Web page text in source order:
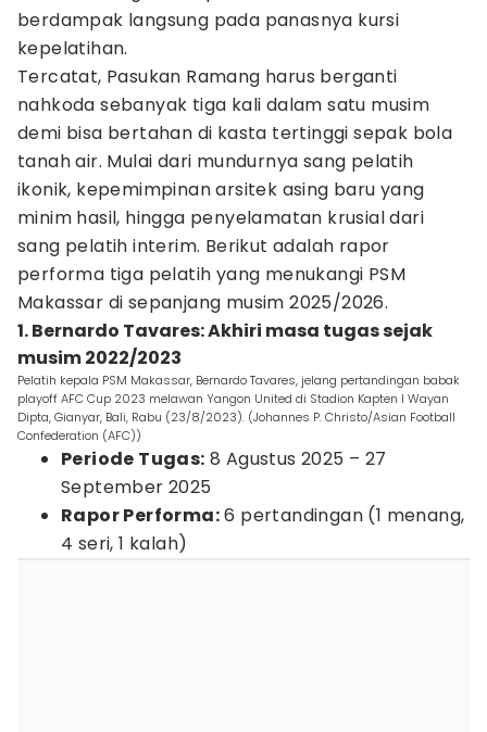
berdampak langsung pada panasnya kursi
kepelatihan.
Tercatat, Pasukan Ramang harus berganti
nahkoda sebanyak tiga kali dalam satu musim
demi bisa bertahan di kasta tertinggi sepak bola
tanah air. Mulai dari mundurnya sang pelatih
ikonik, kepemimpinan arsitek asing baru yang
minim hasil, hingga penyelamatan krusial dari
sang pelatih interim. Berikut adalah rapor
performa tiga pelatih yang menukangi PSM
Makassar di sepanjang musim 2025/2026.
1. Bernardo Tavares: Akhiri masa tugas sejak
musim 2022/2023
Pelatih kepala PSM Makassar, Bernardo Tavares, jelang pertandingan babak
playoff AFC Cup 2023 melawan Yangon United di Stadion Kapten I Wayan
Dipta, Gianyar, Bali, Rabu (23/8/2023). (Johannes P. Christo/Asian Football
Confederation (AFC))
Periode Tugas: 8 Agustus 2025 – 27
September 2025
Rapor Performa:6 pertandingan (1 menang,
4 seri, 1 kalah)